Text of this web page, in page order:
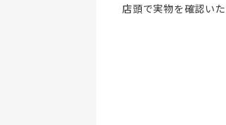
店頭で実物を確認い